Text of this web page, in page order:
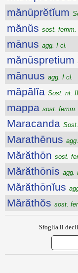
mănūprĕtĭum
mănŭs sost. femm.
mānus agg. I cl.
mănūspretium
mānuus agg. I cl.
măpālĭa Sost. nt.
mappa sost. femm.
Maracanda
Marathēnus
Mărăthōn sost.
Mărăthōnis agg.
Mărăthōnĭus
Mărăthŏs sost.
Sfoglia il